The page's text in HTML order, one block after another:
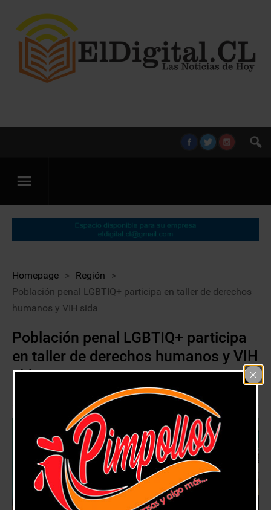
Homepage > Región
>
Población penal LGBTIQ+ participa en taller de derechos
humanos y VIH sida
Población penal LGBTIQ+ participa
en taller de derechos humanos y VIH
sida
Región